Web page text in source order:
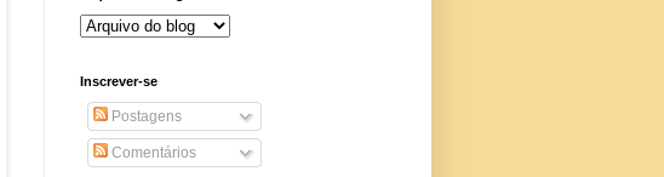
Inscrever-se
Postagens
Comentários